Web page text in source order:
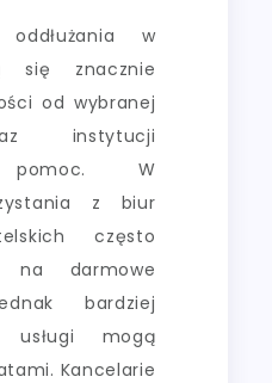
w
się znacznie
od wybranej
instytucji
pomoc. W
z biur
często
na darmowe
bardziej
usługi mogą
Kancelarie